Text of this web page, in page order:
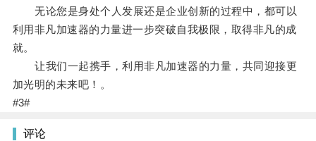
无论您是身处个人发展还是企业创新的过程中，都可以
利用非凡加速器的力量进一步突破自我极限，取得非凡的成
就。
让我们一起携手，利用非凡加速器的力量，共同迎接更
加光明的未来吧！。
#3#
评论